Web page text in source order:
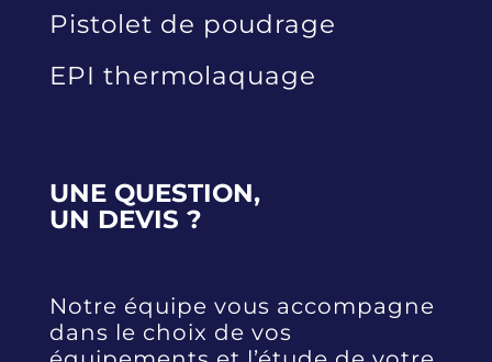
Pistolet de poudrage
EPI thermolaquage
UNE QUESTION,
UN DEVIS ?
Notre équipe vous accompagne
dans le choix de vos